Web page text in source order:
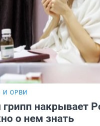
И ОРВИ
грипп накрывает
о нем знать